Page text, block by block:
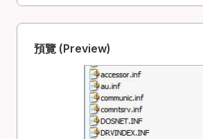
預覽 (Preview)